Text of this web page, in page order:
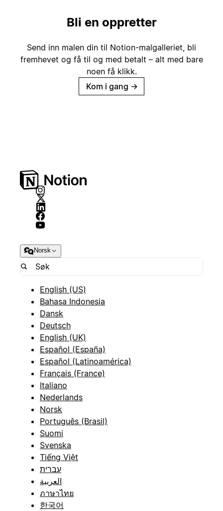
Bli en oppretter
Send inn malen din til Notion-malgalleriet, bli
fremhevet og få til og med betalt – alt med bare
noen få klikk.
Kom i gang →
Norsk
English (US)
Bahasa Indonesia
Dansk
Deutsch
English (UK)
Español (España)
Español (Latinoamérica)
Français (France)
Italiano
Nederlands
Norsk
Português (Brasil)
Suomi
Svenska
Tiếng Việt
עברית
العربية
ภาษาไทย
한국어